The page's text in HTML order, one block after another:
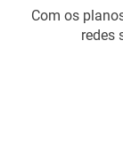
Com os
redes